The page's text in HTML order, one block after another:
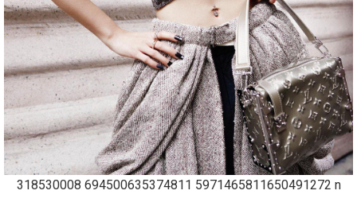
318530008 694500635374811 5971465811650491272 n